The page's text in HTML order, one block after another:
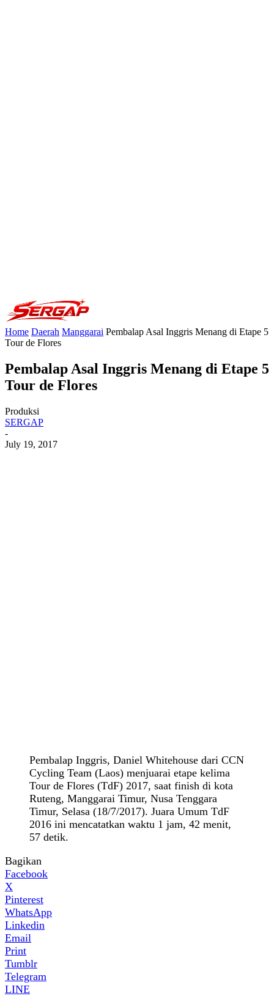
Home Daerah Manggarai Pembalap Asal Inggris Menang di Etape 5
Tour de Flores
Pembalap Asal Inggris Menang di Etape 5
Tour de Flores
Produksi
SERGAP
-
July 19, 2017
Pembalap Inggris, Daniel Whitehouse dari CCN
Cycling Team (Laos) menjuarai etape kelima
Tour de Flores (TdF) 2017, saat finish di kota
Ruteng, Manggarai Timur, Nusa Tenggara
Timur, Selasa (18/7/2017). Juara Umum TdF
2016 ini mencatatkan waktu 1 jam, 42 menit,
57 detik.
Bagikan
Facebook
X
Pinterest
WhatsApp
Linkedin
Email
Print
Tumblr
Telegram
LINE